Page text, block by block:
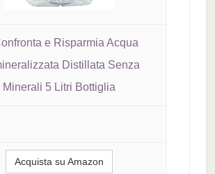
e Risparmia Acqua
Distillata Senza
Minerali 5 Litri Bottiglia
Acquista su Amazon